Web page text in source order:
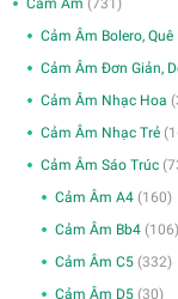
Cảm Âm (731)
Cảm Âm Bolero,
Cảm Âm Đơn Giản,
Cảm Âm Nhạc Hoa
Cảm Âm Nhạc Trẻ
Cảm Âm Sáo Trúc
Cảm Âm A4 (160)
Cảm Âm Bb4 (106)
Cảm Âm C5 (332)
Cảm Âm D5 (30)